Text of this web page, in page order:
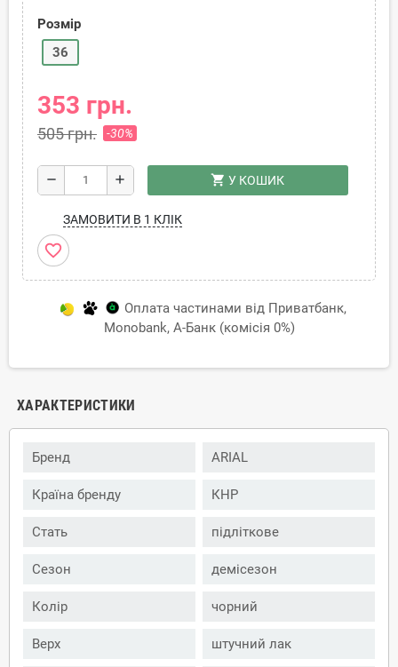
Розмір
36
353 грн.
505 грн. -30%
remove add shopping_cart У КОШИК
ЗАМОВИТИ В 1 КЛІК
favorite_border
Оплата частинами від Приватбанк,
Monobank, А-Банк (комісія 0%)
ХАРАКТЕРИСТИКИ
Бренд ARIAL
Країна бренду КНР
Стать підліткове
Сезон демісезон
Колір чорний
Верх штучний лак